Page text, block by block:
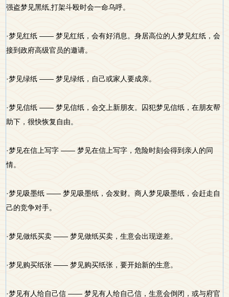
强盗梦见黑纸,打架斗殴时会一命乌呼。
·梦见红纸 —— 梦见红纸，会有好消息。身居高位的人梦见红纸，会
接到政府高级官员的邀请。
·梦见绿纸 —— 梦见绿纸，自己或家人要成亲。
·梦见信纸 —— 梦见信纸，会交上新朋友。囚犯梦见信纸，在朋友帮
助下，很快恢复自由。
·梦见在信上写字 —— 梦见在信上写字，危险时刻会得到亲人的同
情。
·梦见吸墨纸 —— 梦见吸墨纸，会发财。商人梦见吸墨纸，会赶走自
己的竞争对手。
·梦见做纸买卖 —— 梦见做纸买卖，生意会出现逆差。
·梦见购买纸张 —— 梦见购买纸张，要开始新的生意。
·梦见有人给自己信 —— 梦见有人给自己信，生意会倒闭，或与府官